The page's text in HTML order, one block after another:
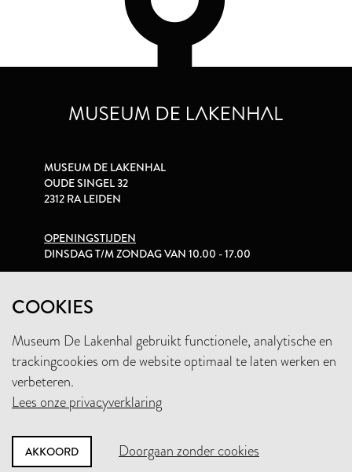
COOKIES
Museum De Lakenhal gebruikt functionele, analytische en
trackingcookies om de website optimaal te laten werken en
verbeteren.
Lees onze privacyverklaring
AKKOORD Doorgaan zonder cookies
MUSEUM DE LAKENHAL
OUDE SINGEL 32
2312 RA LEIDEN
OPENINGSTIJDEN
DINSDAG T/M ZONDAG VAN 10.00 - 17.00
+31 (0)71 5165360
INFO@LAKENHAL.NL
STEUN HET MUSEUM
NIEUWSBRIEF